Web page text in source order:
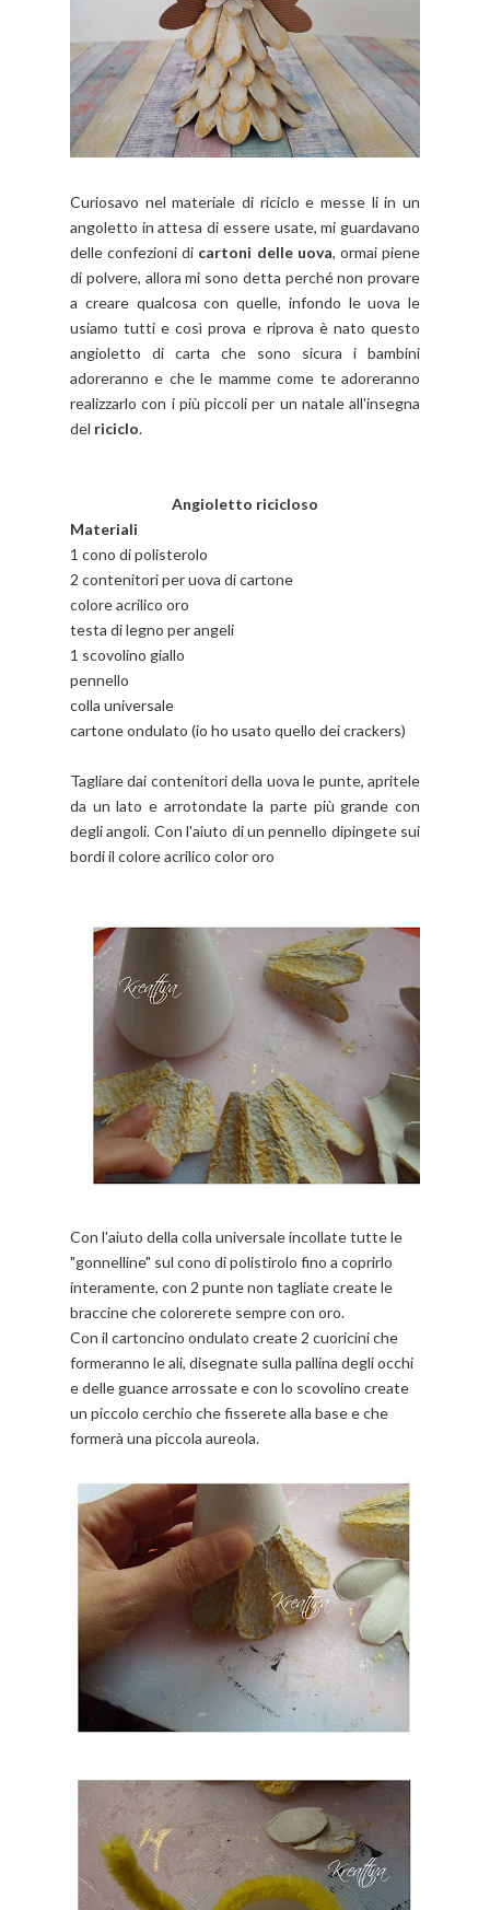
Curiosavo nel materiale di riciclo e messe li in un
angoletto in attesa di essere usate, mi guardavano
delle confezioni di cartoni delle uova, ormai piene
di polvere, allora mi sono detta perché non provare
a creare qualcosa con quelle, infondo le uova le
usiamo tutti e così prova e riprova è nato questo
angioletto di carta che sono sicura i bambini
adoreranno e che le mamme come te adoreranno
realizzarlo con i più piccoli per un natale all'insegna
del riciclo.
Angioletto ricicloso
Materiali
1 cono di polisterolo
2 contenitori per uova di cartone
colore acrilico oro
testa di legno per angeli
1 scovolino giallo
pennello
colla universale
cartone ondulato (io ho usato quello dei crackers)
Tagliare dai contenitori della uova le punte, apritele
da un lato e arrotondate la parte più grande con
degli angoli. Con l'aiuto di un pennello dipingete sui
bordi il colore acrilico color oro
Con l'aiuto della colla universale incollate tutte le
"gonnelline" sul cono di polistirolo fino a coprirlo
interamente, con 2 punte non tagliate create le
braccine che colorerete sempre con oro.
Con il cartoncino ondulato create 2 cuoricini che
formeranno le ali, disegnate sulla pallina degli occhi
e delle guance arrossate e con lo scovolino create
un piccolo cerchio che fisserete alla base e che
formerà una piccola aureola.